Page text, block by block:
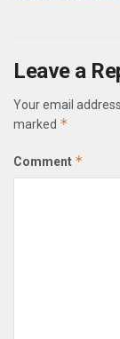
Leave a
Your email
marked *
Comment *